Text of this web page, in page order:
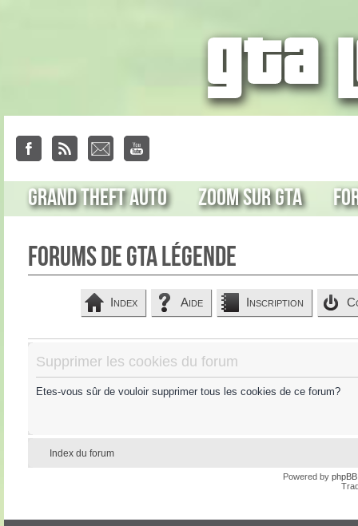
Grand Theft Auto Zoom sur GTA
Forums de GTA Légende
Index Aide Inscription
Supprimer les cookies du forum
Etes-vous sûr de vouloir supprimer tous les cookies de ce forum?
Index du forum
Powered by phpBB